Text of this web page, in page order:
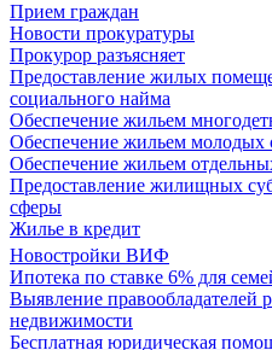
Прием граждан
Новости прокуратуры
Прокурор разъясняет
Предоставление жилых
социального найма
Обеспечение жильем
Обеспечение жильем молодых
Обеспечение жильем
Предоставление жилищных
сферы
Жилье в кредит
Новостройки ВИФ
Ипотека по ставке 6% для
Выявление правообладателей
недвижимости
Бесплатная юридическая